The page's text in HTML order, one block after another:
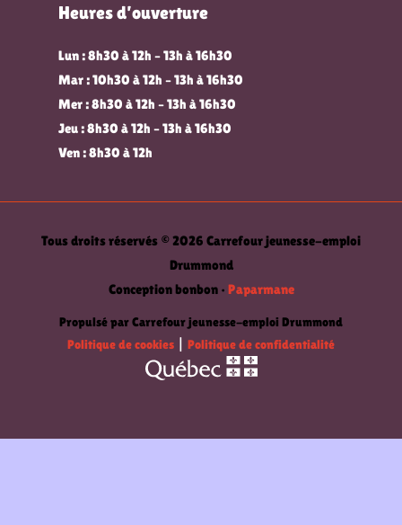
Heures d’ouverture
Lun : 8h30 à 12h – 13h à 16h30
Mar : 10h30 à 12h – 13h à 16h30
Mer : 8h30 à 12h – 13h à 16h30
Jeu : 8h30 à 12h – 13h à 16h30
Ven : 8h30 à 12h
Tous droits réservés © 2026 Carrefour jeunesse-emploi
Drummond
Conception bonbon • Paparmane
Propulsé par Carrefour jeunesse-emploi Drummond
Politique de cookies
Politique de confidentialité